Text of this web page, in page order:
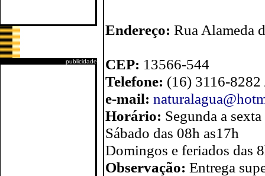
publicidade
Endereço: Rua Alameda
CEP: 13566-544
Telefone: (16) 3116-
e-mail:
Horário: Segunda a
Sábado das 08h as17h
Domingos e feriados das
Observação: Entrega